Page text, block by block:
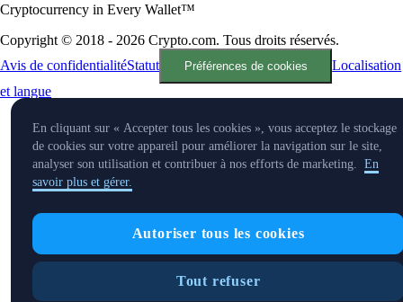
Cryptocurrency in Every Wallet™
Copyright © 2018 - 2026 Crypto.com. Tous droits réservés.
Avis de confidentialitéStatut Préférences de cookies
Localisation
et langue
En cliquant sur « Accepter tous les cookies », vous acceptez le stockage
de cookies sur votre appareil pour améliorer la navigation sur le site,
analyser son utilisation et contribuer à nos efforts de marketing. En
savoir plus et gérer.
Autoriser tous les cookies
Tout refuser